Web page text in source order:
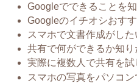
Googleでできることを
Googleのイチオシおす
スマホで文書作成がした
共有で何ができるか知り
実際に複数人で共有を試
スマホの写真をパソコ